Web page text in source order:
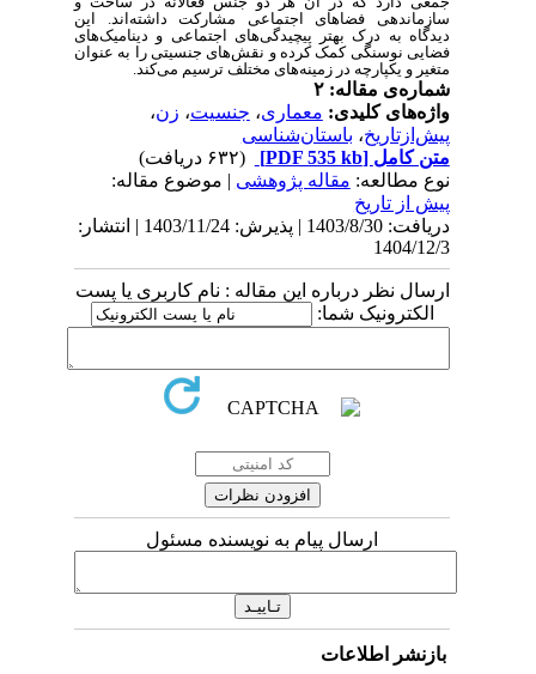
سازماندهی فضاهای اجتماعی مشارکت داشته‌اند. این
دیدگاه به درک بهتر پیچیدگی‌های اجتماعی و دینامیک‌های
فضایی نوسنگی کمک کرده و نقش‌های جنسیتی را به عنوان
متغیر و یکپارچه در زمینه‌های مختلف ترسیم می‌کند.
شماره‌ی مقاله: ۲
واژه‌های کلیدی:معماری،جنسیت،زن،
پیش‌ازتاریخ،باستان‌شناسی
متن کامل[PDF 535 kb]
نوع مطالعه:مقاله پژوهشی| موضوع مقاله:
پیش از تاریخ
دریافت: 1403/8/30 | پذیرش: 1403/11/24 | انتشار:
1404/12/3
ارسال نظر درباره این مقاله : نام کاربری یا پست
الکترونیک شما:
ارسال پیام به نویسنده مسئول
بازنشر اطلاعات